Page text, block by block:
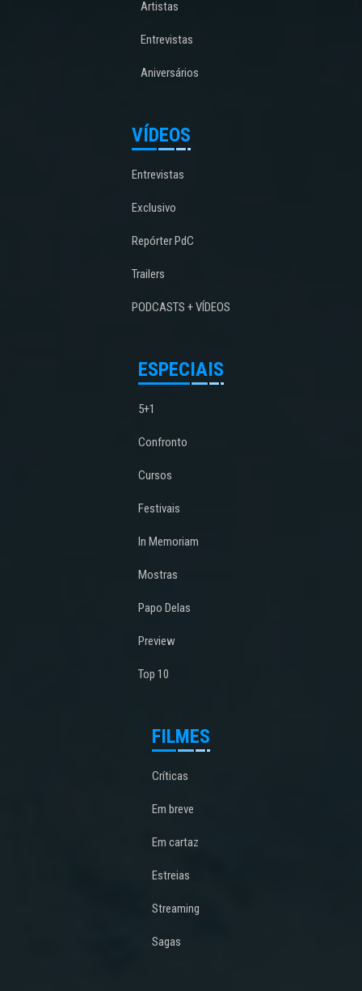
Artistas
Entrevistas
Aniversários
VÍDEOS
Entrevistas
Exclusivo
Repórter PdC
Trailers
PODCASTS + VÍDEOS
ESPECIAIS
5+1
Confronto
Cursos
Festivais
In Memoriam
Mostras
Papo Delas
Preview
Top 10
FILMES
Críticas
Em breve
Em cartaz
Estreias
Streaming
Sagas